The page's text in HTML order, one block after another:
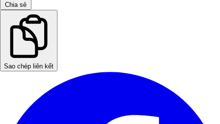
Chia sẻ
Sao chép liên kết